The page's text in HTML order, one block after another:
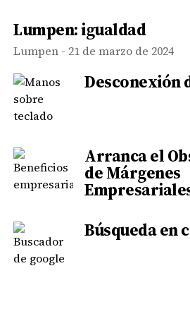
Lumpen: igualdad
Lumpen - 21 de marzo de 2024
Desconexión
Arranca el
de Márgenes
Búsqueda en